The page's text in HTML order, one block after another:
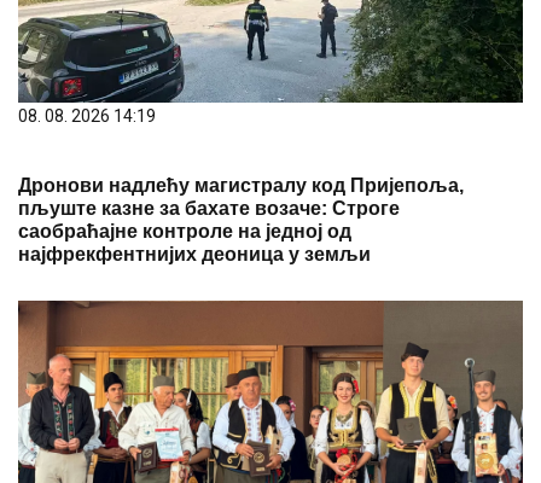
08. 08. 2026 14:19
Дронови надлећу магистралу код Пријепоља,
пљуште казне за бахате возаче: Строге
саобраћајне контроле на једној од
најфрекфентнијих деоница у земљи